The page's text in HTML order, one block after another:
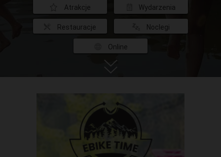
Atrakcje Wydarzenia
Restauracje Noclegi
Online